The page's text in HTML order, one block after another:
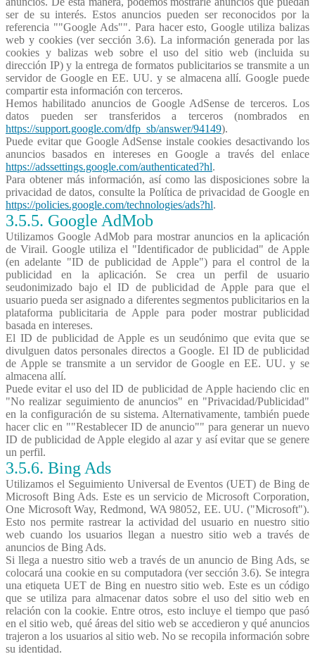
ser de su interés. Estos anuncios pueden ser reconocidos por la
referencia ""Google Ads"". Para hacer esto, Google utiliza balizas
web y cookies (ver sección 3.6). La información generada por las
cookies y balizas web sobre el uso del sitio web (incluida su
dirección IP) y la entrega de formatos publicitarios se transmite a un
servidor de Google en EE. UU. y se almacena allí. Google puede
compartir esta información con terceros.
Hemos habilitado anuncios de Google AdSense de terceros. Los
datos pueden ser transferidos a terceros (nombrados en
https://support.google.com/dfp_sb/answer/94149).
Puede evitar que Google AdSense instale cookies desactivando los
anuncios basados en intereses en Google a través del enlace
https://adssettings.google.com/authenticated?hl.
Para obtener más información, así como las disposiciones sobre la
privacidad de datos, consulte la Política de privacidad de Google en
https://policies.google.com/technologies/ads?hl.
3.5.5. Google AdMob
Utilizamos Google AdMob para mostrar anuncios en la aplicación
de Virail. Google utiliza el "Identificador de publicidad" de Apple
(en adelante "ID de publicidad de Apple") para el control de la
publicidad en la aplicación. Se crea un perfil de usuario
seudonimizado bajo el ID de publicidad de Apple para que el
usuario pueda ser asignado a diferentes segmentos publicitarios en la
plataforma publicitaria de Apple para poder mostrar publicidad
basada en intereses.
El ID de publicidad de Apple es un seudónimo que evita que se
divulguen datos personales directos a Google. El ID de publicidad
de Apple se transmite a un servidor de Google en EE. UU. y se
almacena allí.
Puede evitar el uso del ID de publicidad de Apple haciendo clic en
"No realizar seguimiento de anuncios" en "Privacidad/Publicidad"
en la configuración de su sistema. Alternativamente, también puede
hacer clic en ""Restablecer ID de anuncio"" para generar un nuevo
ID de publicidad de Apple elegido al azar y así evitar que se genere
un perfil.
3.5.6. Bing Ads
Utilizamos el Seguimiento Universal de Eventos (UET) de Bing de
Microsoft Bing Ads. Este es un servicio de Microsoft Corporation,
One Microsoft Way, Redmond, WA 98052, EE. UU. ("Microsoft").
Esto nos permite rastrear la actividad del usuario en nuestro sitio
web cuando los usuarios llegan a nuestro sitio web a través de
anuncios de Bing Ads.
Si llega a nuestro sitio web a través de un anuncio de Bing Ads, se
colocará una cookie en su computadora (ver sección 3.6). Se integra
una etiqueta UET de Bing en nuestro sitio web. Este es un código
que se utiliza para almacenar datos sobre el uso del sitio web en
relación con la cookie. Entre otros, esto incluye el tiempo que pasó
en el sitio web, qué áreas del sitio web se accedieron y qué anuncios
trajeron a los usuarios al sitio web. No se recopila información sobre
su identidad.